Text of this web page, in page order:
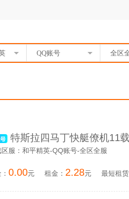
QQ账号 全区
特斯拉四马丁快艇僚机11
区服：和平精英-QQ账号-全区全服
0.00元 租金： 2.28元 最短租赁